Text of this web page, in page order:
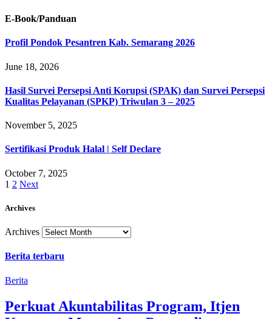
E-Book/Panduan
Profil Pondok Pesantren Kab. Semarang 2026
June 18, 2026
Hasil Survei Persepsi Anti Korupsi (SPAK) dan Survei Persepsi
Kualitas Pelayanan (SPKP) Triwulan 3 – 2025
November 5, 2025
Sertifikasi Produk Halal | Self Declare
October 7, 2025
1 2 Next
Archives
Archives
Berita terbaru
Berita
Perkuat Akuntabilitas Program, Itjen